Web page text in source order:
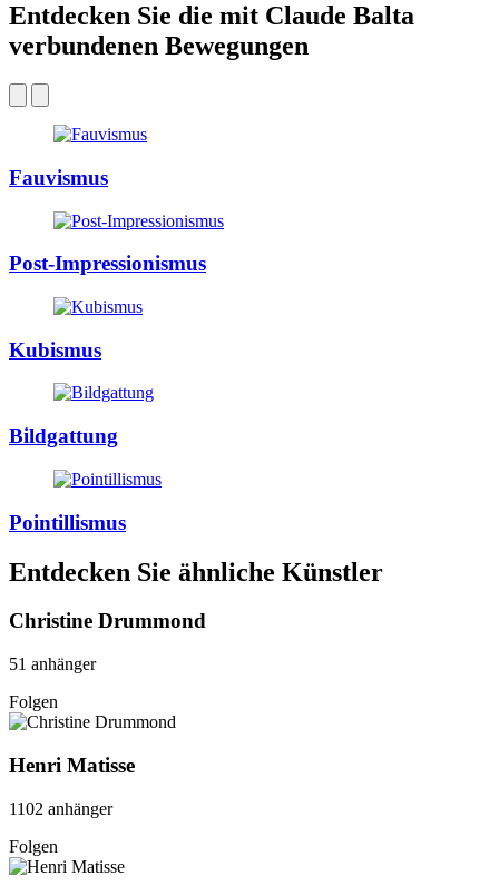
Entdecken Sie die mit Claude Balta
verbundenen Bewegungen
Fauvismus
Post-Impressionismus
Kubismus
Bildgattung
Pointillismus
Entdecken Sie ähnliche Künstler
Christine Drummond
51 anhänger
Folgen
Henri Matisse
1102 anhänger
Folgen